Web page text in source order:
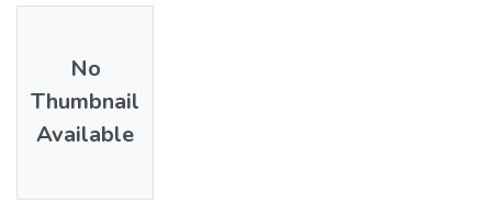
No
Thumbnail
Available